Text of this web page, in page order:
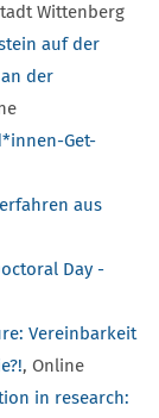
Wittenberg
auf der
der
Get-
aus
Day -
Vereinbarkeit
, Online
in research: